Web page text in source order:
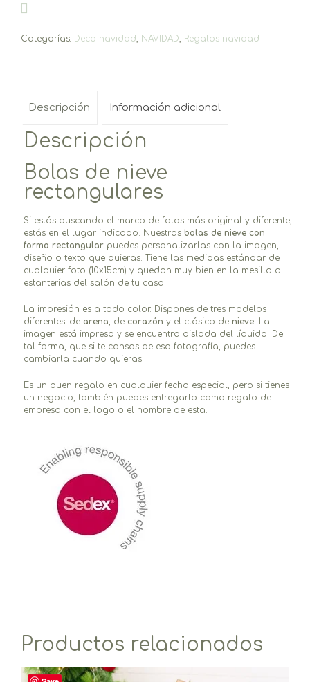
cantidad
Categorías: Deco navidad, NAVIDAD, Regalos navidad
Descripción Información adicional
Descripción
Bolas de nieve
rectangulares
Si estás buscando el marco de fotos más original y diferente,
estás en el lugar indicado. Nuestras bolas de nieve con
forma rectangularpuedes personalizarlas con la imagen,
diseño o texto que quieras. Tiene las medidas estándar de
cualquier foto (10x15cm) y quedan muy bien en la mesilla o
estanterías del salón de tu casa.
La impresión es a todo color. Dispones de tres modelos
diferentes: de arena, de corazón y el clásico de nieve. La
imagen está impresa y se encuentra aislada del líquido. De
tal forma, que si te cansas de esa fotografía, puedes
cambiarla cuando quieras.
Es un buen regalo en cualquier fecha especial, pero si tienes
un negocio, también puedes entregarlo como regalo de
empresa con el logo o el nombre de esta.
Productos relacionados